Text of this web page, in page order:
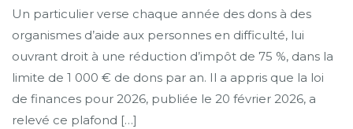
Un particulier verse chaque année des dons à des
organismes d’aide aux personnes en difficulté, lui
ouvrant droit à une réduction d’impôt de 75 %, dans la
limite de 1 000 € de dons par an. Il a appris que la loi
de finances pour 2026, publiée le 20 février 2026, a
relevé ce plafond […]